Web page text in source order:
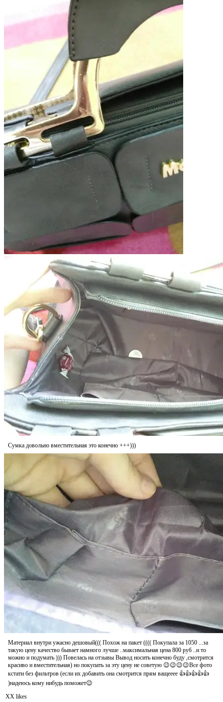
Сумка довольно вместительная это конечно +++)))
Материал внутри ужасно дешовый((( Похож на пакет (((( Покупала за 1050 ...за
такую цену качество бывает намного лучше ..максимальная цена 800 руб ..и то
можно и подумать ))) Повелась на отзывы Вывод носить конечно буду ,смотрится
красиво и вместительная​) но покупать за эту цену не советую 😉😉😉😉Все фото
кстати без фильтров (если их добавить она смотрится прям ващееее 👍👍👍👍👍
)надеюсь кому нибудь поможет😉
XX likes